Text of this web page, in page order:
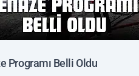
Programı Belli Oldu